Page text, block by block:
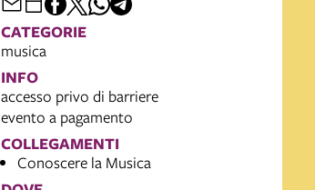
CATEGORIE
musica
INFO
accesso privo di barriere
evento a pagamento
COLLEGAMENTI
Conoscere la Musica